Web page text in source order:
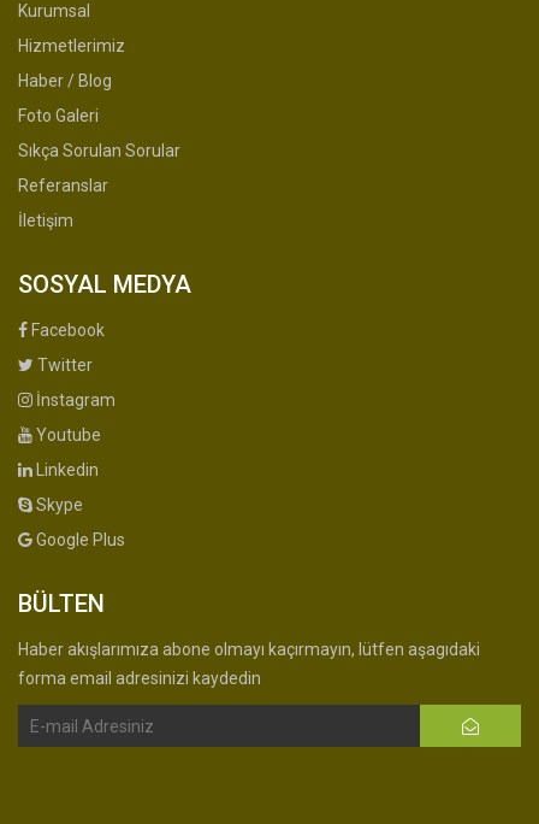
Kurumsal
Hizmetlerimiz
Haber / Blog
Foto Galeri
Sıkça Sorulan Sorular
Referanslar
İletişim
SOSYAL MEDYA
Facebook
Twitter
İnstagram
Youtube
Linkedin
Skype
Google Plus
BÜLTEN
Haber akışlarımıza abone olmayı kaçırmayın, lütfen aşagıdaki
forma email adresinizi kaydedin